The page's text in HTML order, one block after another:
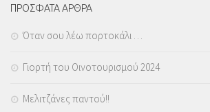
ΠΡΟΣΦΑΤΑ ΑΡΘΡΑ
Όταν σου λέω πορτοκάλι …
Γιορτή του Οινοτουρισμού 2024
Μελιτζάνες παντού!!